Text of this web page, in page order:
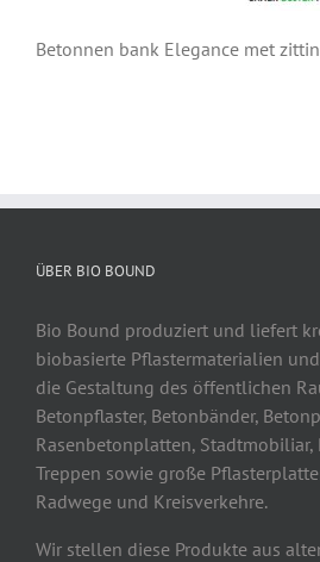
Betonnen bank Elegance met
ÜBER BIO BOUND
Bio Bound produziert und liefert
biobasierte Pflastermaterialien
die Gestaltung des öffentlichen
Betonpflaster, Betonbänder,
Rasenbetonplatten, Stadtmobiliar,
Treppen sowie große
Radwege und Kreisverkehre.
Wir stellen diese Produkte aus